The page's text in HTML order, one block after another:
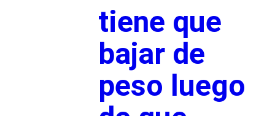
tiene que
bajar de
peso luego